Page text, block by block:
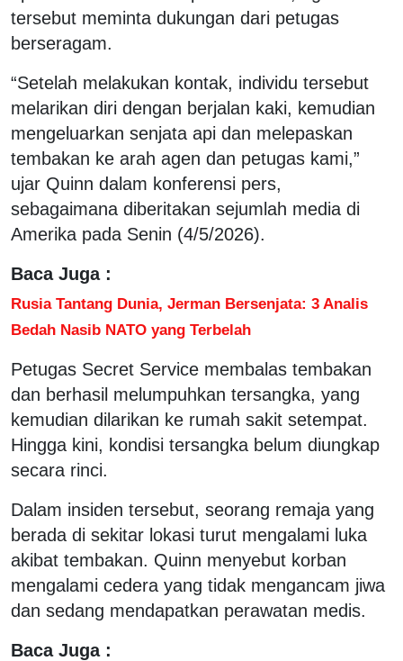
tersebut meminta dukungan dari petugas
berseragam.
“Setelah melakukan kontak, individu tersebut
melarikan diri dengan berjalan kaki, kemudian
mengeluarkan senjata api dan melepaskan
tembakan ke arah agen dan petugas kami,”
ujar Quinn dalam konferensi pers,
sebagaimana diberitakan sejumlah media di
Amerika pada Senin (4/5/2026).
Baca Juga :
Rusia Tantang Dunia, Jerman Bersenjata: 3 Analis
Bedah Nasib NATO yang Terbelah
Petugas Secret Service membalas tembakan
dan berhasil melumpuhkan tersangka, yang
kemudian dilarikan ke rumah sakit setempat.
Hingga kini, kondisi tersangka belum diungkap
secara rinci.
Dalam insiden tersebut, seorang remaja yang
berada di sekitar lokasi turut mengalami luka
akibat tembakan. Quinn menyebut korban
mengalami cedera yang tidak mengancam jiwa
dan sedang mendapatkan perawatan medis.
Baca Juga :